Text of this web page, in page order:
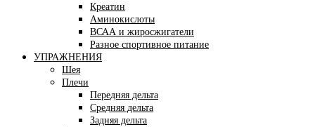
Креатин
Аминокислоты
ВСАА и жиросжигатели
Разное спортивное питание
УПРАЖНЕНИЯ
Шея
Плечи
Передняя дельта
Средняя дельта
Задняя дельта